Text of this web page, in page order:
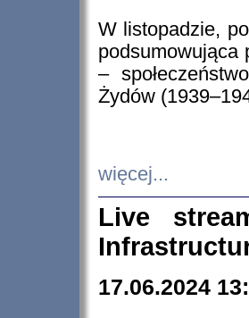
W listopadzie,
podsumowująca
–
Żydów
więcej...
Live
17.06.2024